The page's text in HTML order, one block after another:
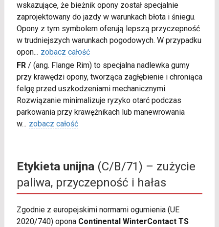
wskazujące, że bieżnik opony został specjalnie
zaprojektowany do jazdy w warunkach błota i śniegu.
Opony z tym symbolem oferują lepszą przyczepność
w trudniejszych warunkach pogodowych. W przypadku
opon... zobacz całość
FR/ (ang. Flange Rim) to specjalna nadlewka gumy
przy krawędzi opony, tworząca zagłębienie i chroniąca
felgę przed uszkodzeniami mechanicznymi.
Rozwiązanie minimalizuje ryzyko otarć podczas
parkowania przy krawężnikach lub manewrowania
w... zobacz całość
Etykieta unijna(C/B/71) – zużycie
paliwa, przyczepność i hałas
Zgodnie z europejskimi normami ogumienia (UE
2020/740) opona Continental WinterContact TS